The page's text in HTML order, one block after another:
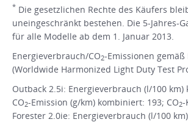
* Die gesetzlichen Rechte des Käufers
uneingeschränkt bestehen. Die 5-Jahres-
für alle Modelle ab dem 1. Januar 2013.
Energieverbrauch/CO2-Emissionen gemäß
(Worldwide Harmonized Light Duty Test
Outback 2.5i: Energieverbrauch (l/100 km)
CO2-Emission (g/km) kombiniert: 193; CO2-
Forester 2.0ie: Energieverbrauch (l/100